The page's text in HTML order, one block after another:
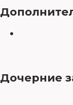
Дочерние